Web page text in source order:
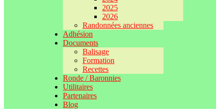
2025
2026
Randonnées anciennes
Adhésion
Documents
Balisage
Formation
Recettes
Ronde / Baronnies
Utilitaires
Partenaires
Blog